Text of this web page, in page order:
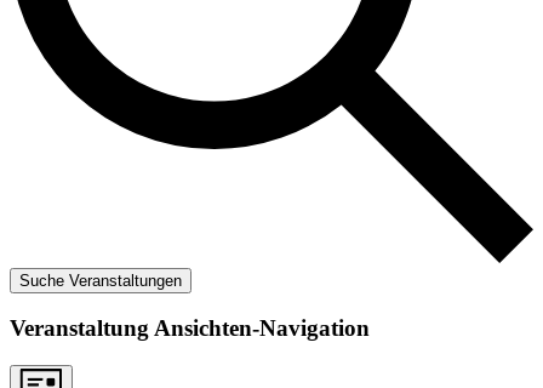
Suche Veranstaltungen
Veranstaltung Ansichten-Navigation